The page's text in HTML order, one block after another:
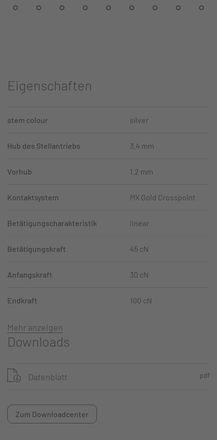
Eigenschaften
stem colour silver
Hub des Stellantriebs 3.4 mm
Vorhub 1.2 mm
Kontaktsystem MX Gold Crosspoint
Betätigungscharakteristik linear
Betätigungskraft 45 cN
Anfangskraft 30 cN
Endkraft 100 cN
Mehr anzeigen
Downloads
Datenblatt pdf
Zum Downloadcenter